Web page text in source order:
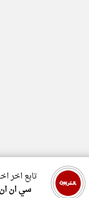
تابع اخر
سي ان